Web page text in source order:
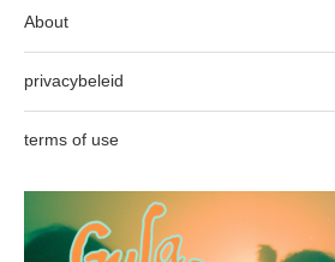
About
privacybeleid
terms of use